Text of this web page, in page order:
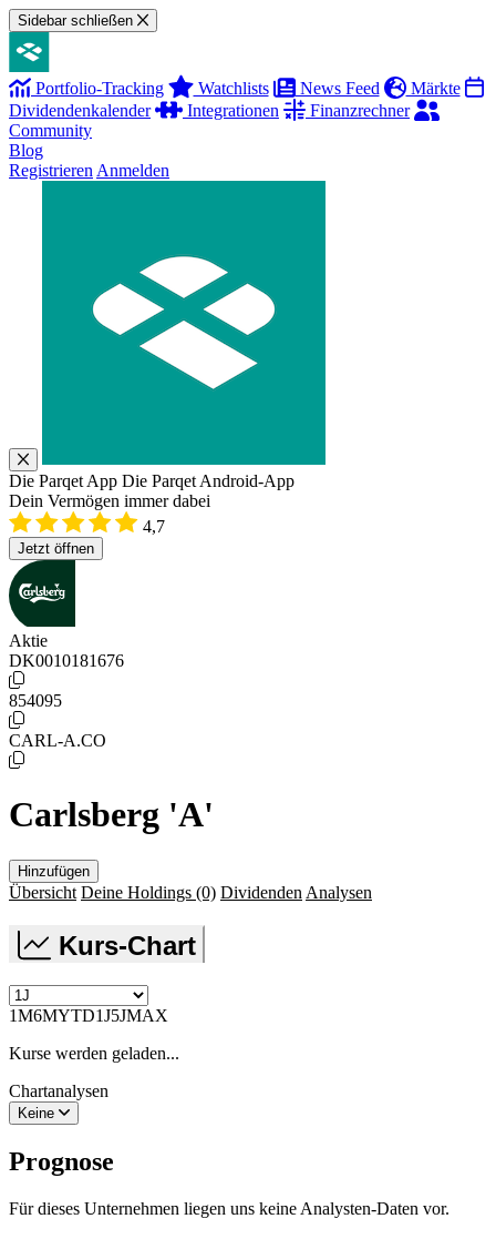
Sidebar schließen
Portfolio-Tracking Watchlists News Feed
Märkte
Dividendenkalender
Integrationen
Finanzrechner
Community
Blog
Registrieren Anmelden
Die Parqet App Die Parqet Android-App
Dein Vermögen immer dabei
4,7
Jetzt öffnen
Aktie
DK0010181676
854095
CARL-A.CO
Carlsberg 'A'
Hinzufügen
Übersicht Deine Holdings (0) Dividenden Analysen
Kurs-Chart
1M6MYTD1J5JMAX
Kurse werden geladen...
Chartanalysen
Keine
Prognose
Für dieses Unternehmen liegen uns keine Analysten-Daten vor.